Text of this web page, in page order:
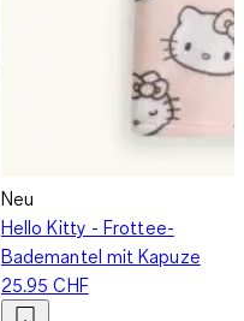
Neu
Hello Kitty - Frottee-
Bademantel mit Kapuze
25.95 CHF